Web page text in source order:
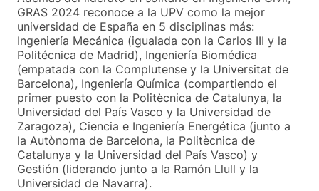
GRAS 2024 reconoce a la UPV como la mejor
universidad de España en 5 disciplinas más:
Ingeniería Mecánica (igualada con la Carlos III y la
Politécnica de Madrid), Ingeniería Biomédica
(empatada con la Complutense y la Universitat de
Barcelona), Ingeniería Química (compartiendo el
primer puesto con la Politècnica de Catalunya, la
Universidad del País Vasco y la Universidad de
Zaragoza), Ciencia e Ingeniería Energética (junto a
la Autònoma de Barcelona, la Politècnica de
Catalunya y la Universidad del País Vasco) y
Gestión (liderando junto a la Ramón Llull y la
Universidad de Navarra).